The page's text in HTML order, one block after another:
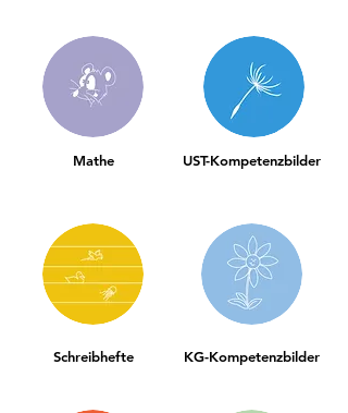
Mathe UST-Kompetenzbilder
Schreibhefte KG-Kompetenzbilder